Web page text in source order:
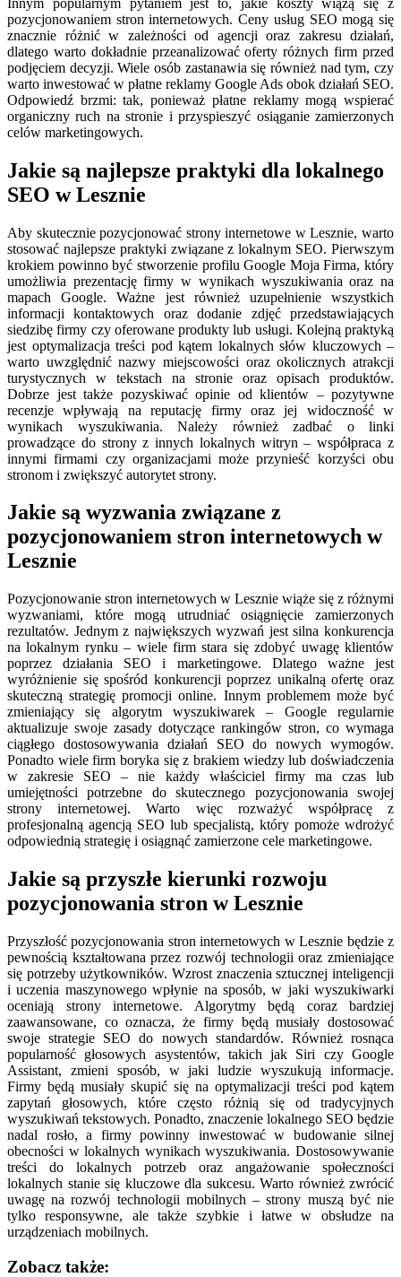
pozycjonowaniem stron internetowych. Ceny usług SEO mogą się
znacznie różnić w zależności od agencji oraz zakresu działań,
dlatego warto dokładnie przeanalizować oferty różnych firm przed
podjęciem decyzji. Wiele osób zastanawia się również nad tym, czy
warto inwestować w płatne reklamy Google Ads obok działań SEO.
Odpowiedź brzmi: tak, ponieważ płatne reklamy mogą wspierać
organiczny ruch na stronie i przyspieszyć osiąganie zamierzonych
celów marketingowych.
Jakie są najlepsze praktyki dla lokalnego
SEO w Lesznie
Aby skutecznie pozycjonować strony internetowe w Lesznie, warto
stosować najlepsze praktyki związane z lokalnym SEO. Pierwszym
krokiem powinno być stworzenie profilu Google Moja Firma, który
umożliwia prezentację firmy w wynikach wyszukiwania oraz na
mapach Google. Ważne jest również uzupełnienie wszystkich
informacji kontaktowych oraz dodanie zdjęć przedstawiających
siedzibę firmy czy oferowane produkty lub usługi. Kolejną praktyką
jest optymalizacja treści pod kątem lokalnych słów kluczowych –
warto uwzględnić nazwy miejscowości oraz okolicznych atrakcji
turystycznych w tekstach na stronie oraz opisach produktów.
Dobrze jest także pozyskiwać opinie od klientów – pozytywne
recenzje wpływają na reputację firmy oraz jej widoczność w
wynikach wyszukiwania. Należy również zadbać o linki
prowadzące do strony z innych lokalnych witryn – współpraca z
innymi firmami czy organizacjami może przynieść korzyści obu
stronom i zwiększyć autorytet strony.
Jakie są wyzwania związane z
pozycjonowaniem stron internetowych w
Lesznie
Pozycjonowanie stron internetowych w Lesznie wiąże się z różnymi
wyzwaniami, które mogą utrudniać osiągnięcie zamierzonych
rezultatów. Jednym z największych wyzwań jest silna konkurencja
na lokalnym rynku – wiele firm stara się zdobyć uwagę klientów
poprzez działania SEO i marketingowe. Dlatego ważne jest
wyróżnienie się spośród konkurencji poprzez unikalną ofertę oraz
skuteczną strategię promocji online. Innym problemem może być
zmieniający się algorytm wyszukiwarek – Google regularnie
aktualizuje swoje zasady dotyczące rankingów stron, co wymaga
ciągłego dostosowywania działań SEO do nowych wymogów.
Ponadto wiele firm boryka się z brakiem wiedzy lub doświadczenia
w zakresie SEO – nie każdy właściciel firmy ma czas lub
umiejętności potrzebne do skutecznego pozycjonowania swojej
strony internetowej. Warto więc rozważyć współpracę z
profesjonalną agencją SEO lub specjalistą, który pomoże wdrożyć
odpowiednią strategię i osiągnąć zamierzone cele marketingowe.
Jakie są przyszłe kierunki rozwoju
pozycjonowania stron w Lesznie
Przyszłość pozycjonowania stron internetowych w Lesznie będzie z
pewnością kształtowana przez rozwój technologii oraz zmieniające
się potrzeby użytkowników. Wzrost znaczenia sztucznej inteligencji
i uczenia maszynowego wpłynie na sposób, w jaki wyszukiwarki
oceniają strony internetowe. Algorytmy będą coraz bardziej
zaawansowane, co oznacza, że firmy będą musiały dostosować
swoje strategie SEO do nowych standardów. Również rosnąca
popularność głosowych asystentów, takich jak Siri czy Google
Assistant, zmieni sposób, w jaki ludzie wyszukują informacje.
Firmy będą musiały skupić się na optymalizacji treści pod kątem
zapytań głosowych, które często różnią się od tradycyjnych
wyszukiwań tekstowych. Ponadto, znaczenie lokalnego SEO będzie
nadal rosło, a firmy powinny inwestować w budowanie silnej
obecności w lokalnych wynikach wyszukiwania. Dostosowywanie
treści do lokalnych potrzeb oraz angażowanie społeczności
lokalnych stanie się kluczowe dla sukcesu. Warto również zwrócić
uwagę na rozwój technologii mobilnych – strony muszą być nie
tylko responsywne, ale także szybkie i łatwe w obsłudze na
urządzeniach mobilnych.
Zobacz także: